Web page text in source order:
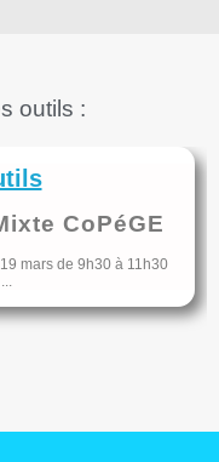
outils :
CoPéGE
mars de 9h30 à 11h30